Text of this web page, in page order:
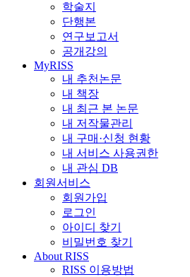
학술지
단행본
연구보고서
공개강의
MyRISS
내 추천논문
내 책장
내 최근 본 논문
내 저작물관리
내 구매·신청 현황
내 서비스 사용권한
내 관심 DB
회원서비스
회원가입
로그인
아이디 찾기
비밀번호 찾기
About RISS
RISS 이용방법